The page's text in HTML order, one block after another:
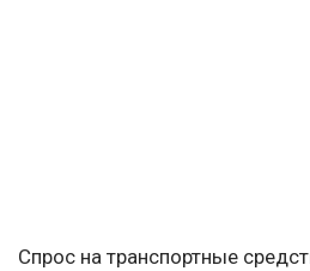
Спрос на транспортные